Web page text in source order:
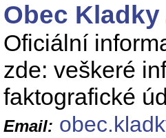
Obec Kladky
Oficiální
zde: veškeré
faktografické
Email: